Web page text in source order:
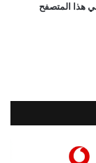
هذا المتصفح